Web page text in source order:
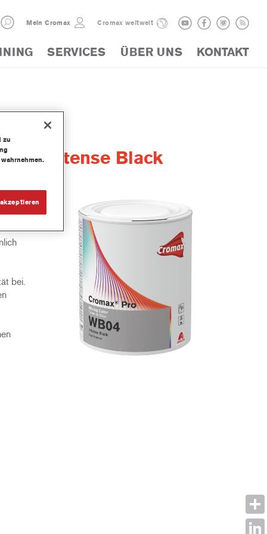
Mein Cromax Cromax weltweit
SERVICES ÜBER UNS KONTAKT
Intense Black
bei.
zu